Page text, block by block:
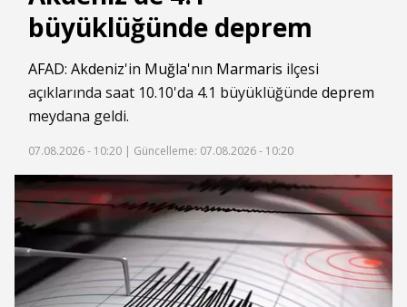
büyüklüğünde deprem
AFAD: Akdeniz'in Muğla'nın Marmaris ilçesi
açıklarında saat 10.10'da 4.1 büyüklüğünde deprem
meydana geldi.
07.08.2026 - 10:20 | Güncelleme: 07.08.2026 - 10:20